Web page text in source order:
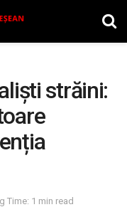
străini:
Time: 1 min read